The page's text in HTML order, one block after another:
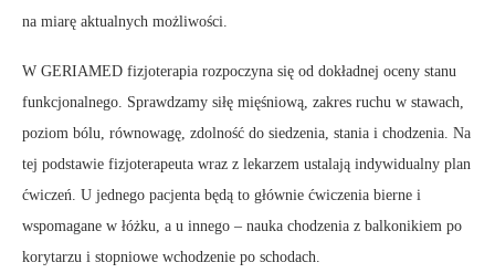
na miarę aktualnych możliwości.
W GERIAMED fizjoterapia rozpoczyna się od dokładnej oceny stanu
funkcjonalnego. Sprawdzamy siłę mięśniową, zakres ruchu w stawach,
poziom bólu, równowagę, zdolność do siedzenia, stania i chodzenia. Na
tej podstawie fizjoterapeuta wraz z lekarzem ustalają indywidualny plan
ćwiczeń. U jednego pacjenta będą to głównie ćwiczenia bierne i
wspomagane w łóżku, a u innego – nauka chodzenia z balkonikiem po
korytarzu i stopniowe wchodzenie po schodach.